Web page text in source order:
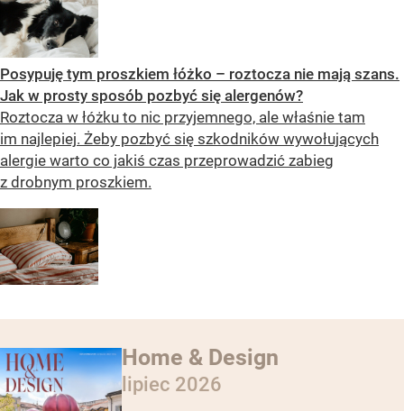
Posypuję tym proszkiem łóżko – roztocza nie mają szans.
Jak w prosty sposób pozbyć się alergenów?
Roztocza w łóżku to nic przyjemnego, ale właśnie tam
im najlepiej. Żeby pozbyć się szkodników wywołujących
alergie warto co jakiś czas przeprowadzić zabieg
z drobnym proszkiem.
Home & Design
lipiec 2026